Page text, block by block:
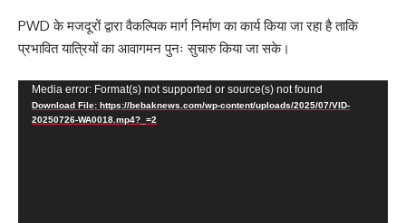
PWD के मजदूरों द्वारा वैकल्पिक मार्ग निर्माण का कार्य किया जा रहा है ताकि
प्रभावित यात्रियों का आवागमन पुनः सुचारु किया जा सके।
Video
Player
Media error: Format(s) not supported or source(s) not found
Download File: https://bebaknews.com/wp-content/uploads/2025/07/VID-
20250726-WA0018.mp4?_=2